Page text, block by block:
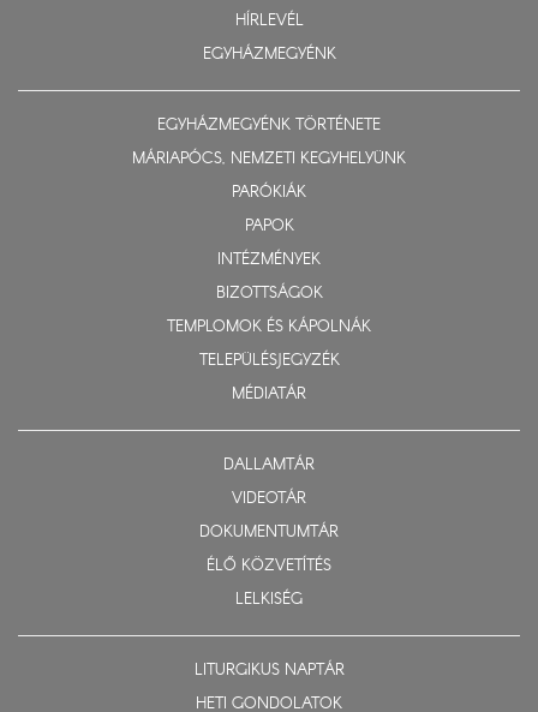
HÍRLEVÉL
EGYHÁZMEGYÉNK
EGYHÁZMEGYÉNK TÖRTÉNETE
MÁRIAPÓCS, NEMZETI KEGYHELYÜNK
PARÓKIÁK
PAPOK
INTÉZMÉNYEK
BIZOTTSÁGOK
TEMPLOMOK ÉS KÁPOLNÁK
TELEPÜLÉSJEGYZÉK
MÉDIATÁR
DALLAMTÁR
VIDEOTÁR
DOKUMENTUMTÁR
ÉLŐ KÖZVETÍTÉS
LELKISÉG
LITURGIKUS NAPTÁR
HETI GONDOLATOK